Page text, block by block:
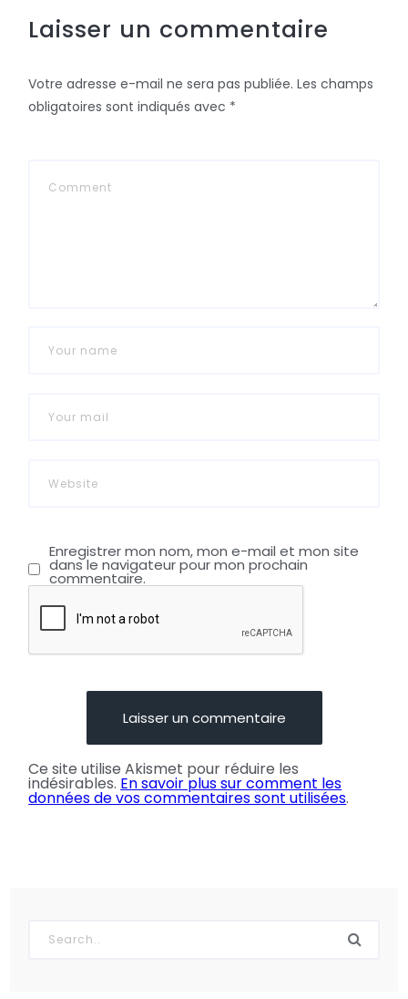
Laisser un commentaire
Votre adresse e-mail ne sera pas publiée. Les champs
obligatoires sont indiqués avec *
Enregistrer mon nom, mon e-mail et mon site
dans le navigateur pour mon prochain
commentaire.
Ce site utilise Akismet pour réduire les
indésirables. En savoir plus sur comment les
données de vos commentaires sont utilisées.